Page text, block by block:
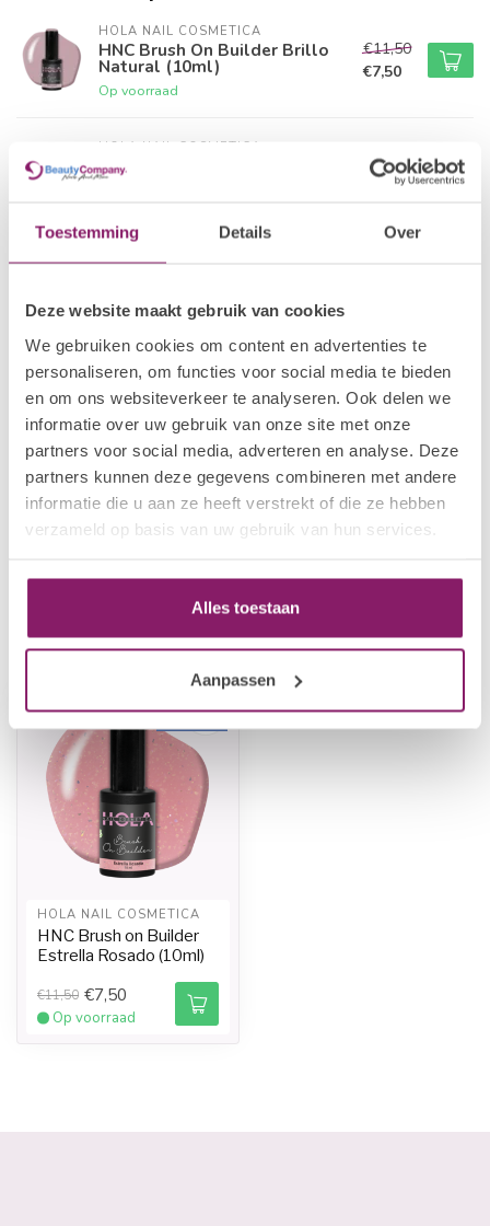
Toestemming Details Over
Deze website maakt gebruik van cookies
We gebruiken cookies om content en advertenties te
personaliseren, om functies voor social media te bieden
en om ons websiteverkeer te analyseren. Ook delen we
informatie over uw gebruik van onze site met onze
partners voor social media, adverteren en analyse. Deze
partners kunnen deze gegevens combineren met andere
informatie die u aan ze heeft verstrekt of die ze hebben
verzameld op basis van uw gebruik van hun services.
Alles toestaan
Aanpassen
HOLA NAIL COSMETICA
HNC Brush On Builder Brillo
Natural (10ml)
Op voorraad
€11,50
€7,50
HOLA NAIL COSMETICA
HNC Brush on Builder Dulce
Rosé (10ml)
€11,50
€7,50
HOLA NAIL COSMETICA
Op voorraad
HOLA NAIL COSMETICA
HNC Brush on Builder Cuarzo
Rosa (10 ml)
Op voorraad
€11,50
€7,50
HOLA NAIL COSMETICA
HNC Rubber Base Rosa del
Alba (10ml)
€11,50
€7,50
Recent bekeken
-35%
-35%
HOLA NAIL COSMETICA
HNC Brush on Builder
Estrella Rosado (10ml)
€11,50 €7,50
Op voorraad